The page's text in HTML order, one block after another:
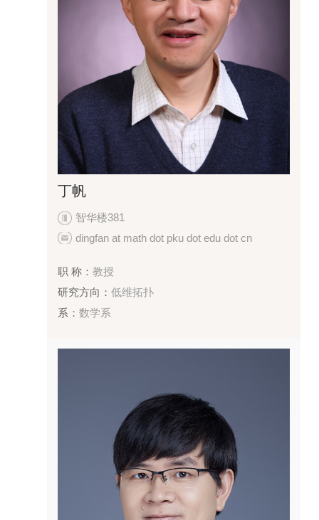
丁帆
智华楼381
dingfan at math dot pku dot edu dot cn
职 称：教授
研究方向：低维拓扑
系：数学系